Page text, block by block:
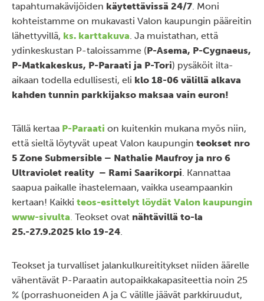
tapahtumakävijöiden käytettävissä 24/7. Moni
kohteistamme on mukavasti Valon kaupungin pääreitin
lähettyvillä, ks. karttakuva. Ja muistathan, että
ydinkeskustan P-taloissamme (P-Asema, P-Cygnaeus,
P-Matkakeskus, P-Paraati ja P-Tori) pysäköit ilta-
aikaan todella edullisesti, eli klo 18-06 välillä alkava
kahden tunnin parkkijakso maksaa vain euron!
Tällä kertaa P-Paraati on kuitenkin mukana myös niin,
että sieltä löytyvät upeat Valon kaupungin teokset nro
5 Zone Submersible – Nathalie Maufroy ja nro 6
Ultraviolet reality – Rami Saarikorpi. Kannattaa
saapua paikalle ihastelemaan, vaikka useampaankin
kertaan! Kaikki teos-esittelyt löydät Valon kaupungin
www-sivulta. Teokset ovat nähtävillä to-la
25.-27.9.2025 klo 19-24.
Teokset ja turvalliset jalankulkureititykset niiden äärelle
vähentävät P-Paraatin autopaikkakapasiteettia noin 25
% (porrashuoneiden A ja C välille jäävät parkkiruudut,